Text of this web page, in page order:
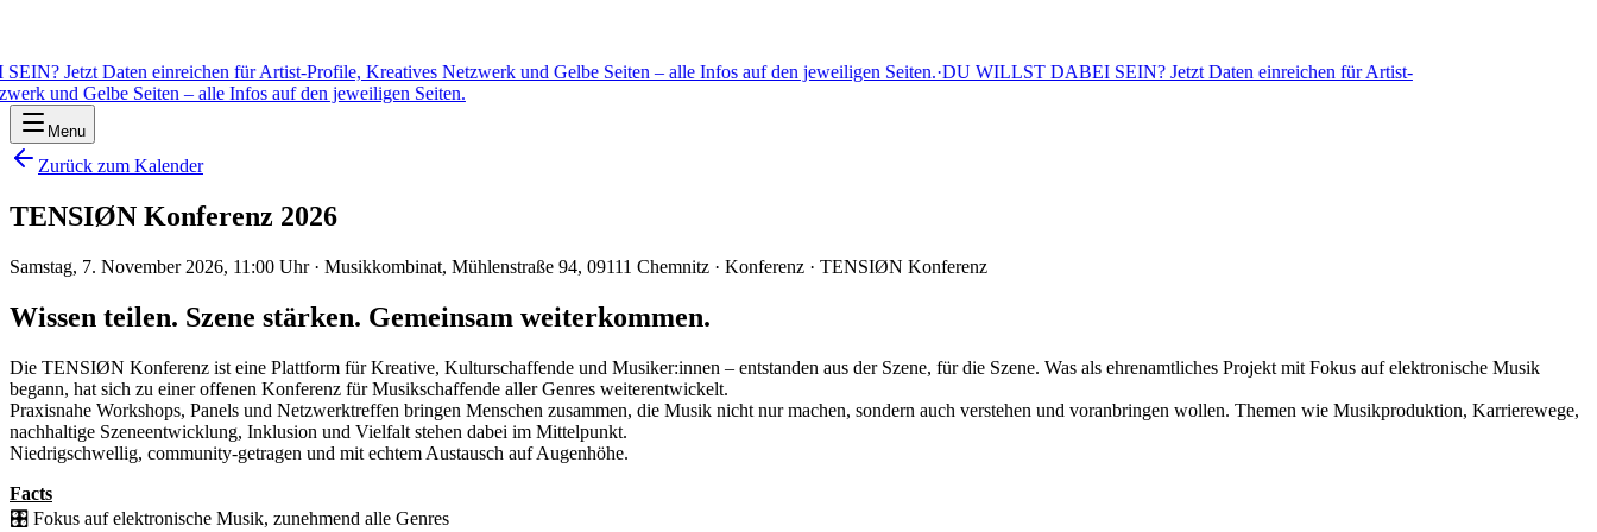
Jetzt Daten einreichen für Artist-Profile, Kreatives Netzwerk und Gelbe Seiten – alle Infos auf den jeweiligen Seiten.·DU WILLST DABEI SEIN? Jetzt Daten einreichen für Artist-
und Gelbe Seiten – alle Infos auf den jeweiligen Seiten.
Menu
Zurück zum Kalender
TENSIØN Konferenz 2026
Samstag, 7. November 2026, 11:00 Uhr· Musikkombinat, Mühlenstraße 94, 09111 Chemnitz · Konferenz · TENSIØN Konferenz
Wissen teilen. Szene stärken. Gemeinsam weiterkommen.
Die TENSIØN Konferenz ist eine Plattform für Kreative, Kulturschaffende und Musiker:innen – entstanden aus der Szene, für die Szene. Was als ehrenamtliches Projekt mit Fokus auf elektronische Musik
begann, hat sich zu einer offenen Konferenz für Musikschaffende aller Genres weiterentwickelt.
Praxisnahe Workshops, Panels und Netzwerktreffen bringen Menschen zusammen, die Musik nicht nur machen, sondern auch verstehen und voranbringen wollen. Themen wie Musikproduktion, Karrierewege,
nachhaltige Szeneentwicklung, Inklusion und Vielfalt stehen dabei im Mittelpunkt.
Niedrigschwellig, community-getragen und mit echtem Austausch auf Augenhöhe.
Facts
🎛️ Fokus auf elektronische Musik, zunehmend alle Genres